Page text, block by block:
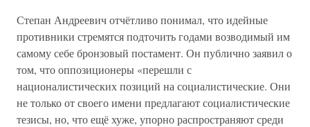
Степан Андреевич отчётливо понимал, что идейные
противники стремятся подточить годами возводимый им
самому себе бронзовый постамент. Он публично заявил о
том, что оппозиционеры «перешли с
националистических позиций на социалистические. Они
не только от своего имени предлагают социалистические
тезисы, но, что ещё хуже, упорно распространяют среди